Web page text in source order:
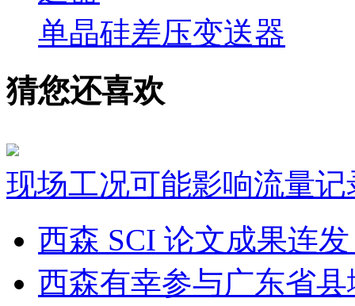
单晶硅差压变送器
猜您还喜欢
现场工况可能影响流量
西森 SCI 论文成果连
西森有幸参与广东省